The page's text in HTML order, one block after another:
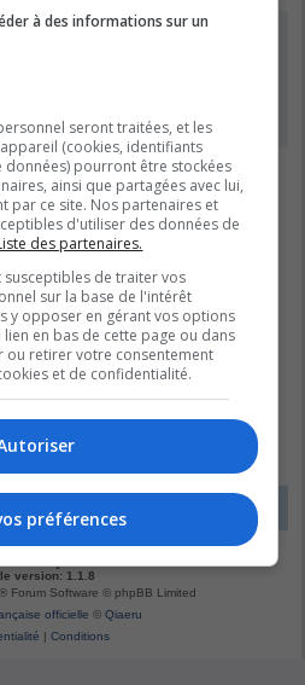
recherche pour le moment car le
UTC-04:00
byChristian 2.0
version: 1.1.8
® Forum Software © phpBB Limited
officielle © Qiaeru
| Conditions
à des informations sur un
seront traitées, et les
(cookies, identifiants
données) pourront être stockées
ainsi que partagées avec lui,
par ce site. Nos partenaires et
d'utiliser des données de
des partenaires.
de traiter vos
sur la base de l'intérêt
y opposer en gérant vos options
lien en bas de cette page ou dans
ou retirer votre consentement
et de confidentialité.
préférences